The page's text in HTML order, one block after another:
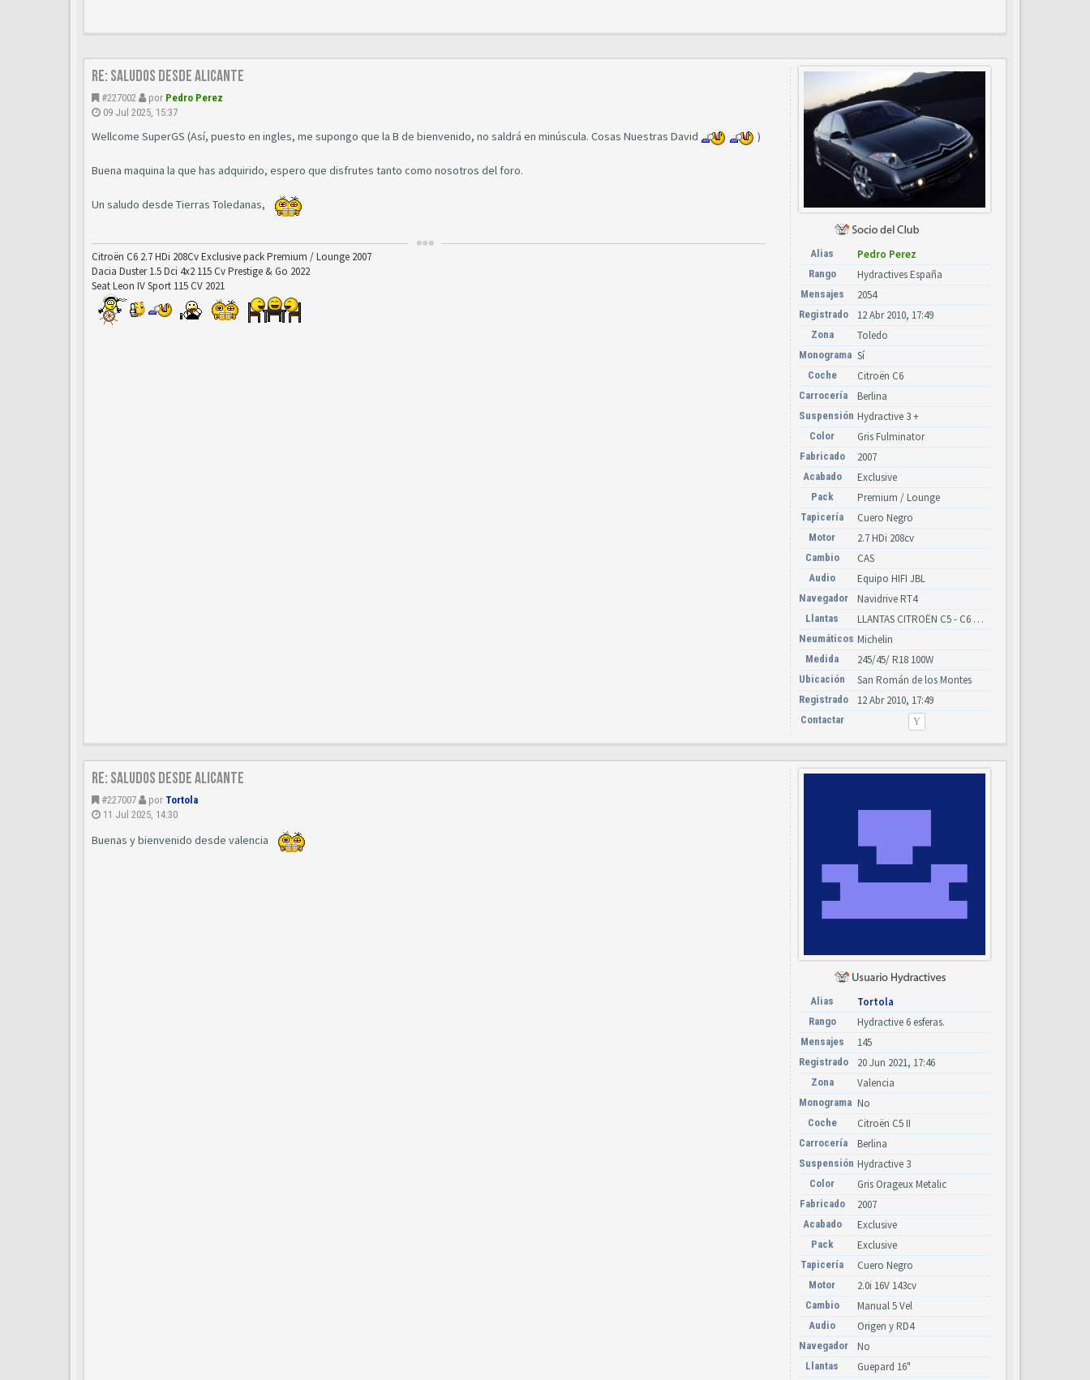
Re: Saludos desde Alicante
#227002 por Pedro Perez
09 Jul 2025, 15:37
Wellcome SuperGS (Así, puesto en ingles, me supongo que la B de bienvenido, no saldrá en minúscula. Cosas Nuestras David )
Buena maquina la que has adquirido, espero que disfrutes tanto como nosotros del foro.
Un saludo desde Tierras Toledanas,
Citroën C6 2.7 HDi 208Cv Exclusive pack Premium / Lounge 2007
Dacia Duster 1.5 Dci 4x2 115 Cv Prestige & Go 2022
Seat Leon IV Sport 115 CV 2021
Alias Pedro Perez
Rango Hydractives España
Mensajes 2054
Registrado 12 Abr 2010, 17:49
Zona Toledo
Monograma Sí
Coche Citroën C6
Carrocería Berlina
Suspensión Hydractive 3 +
Color Gris Fulminator
Fabricado 2007
Acabado Exclusive
Pack Premium / Lounge
Tapicería Cuero Negro
Motor 2.7 HDi 208cv
Cambio CAS
Audio Equipo HIFI JBL
Navegador Navidrive RT4
Llantas LLANTAS CITROËN C5 - C6 AÑOS 2000-2010 (Y CATÁLOGO CITROËN)
Neumáticos Michelin
Medida 245/45/ R18 100W
Ubicación San Román de los Montes
Registrado 12 Abr 2010, 17:49
Contactar
Re: Saludos desde Alicante
#227007 por Tortola
11 Jul 2025, 14:30
Buenas y bienvenido desde valencia
Alias Tortola
Rango Hydractive 6 esferas.
Mensajes 145
Registrado 20 Jun 2021, 17:46
Zona Valencia
Monograma No
Coche Citroën C5 II
Carrocería Berlina
Suspensión Hydractive 3
Color Gris Orageux Metalic
Fabricado 2007
Acabado Exclusive
Pack Exclusive
Tapicería Cuero Negro
Motor 2.0i 16V 143cv
Cambio Manual 5 Vel
Audio Origen y RD4
Navegador No
Llantas Guepard 16"